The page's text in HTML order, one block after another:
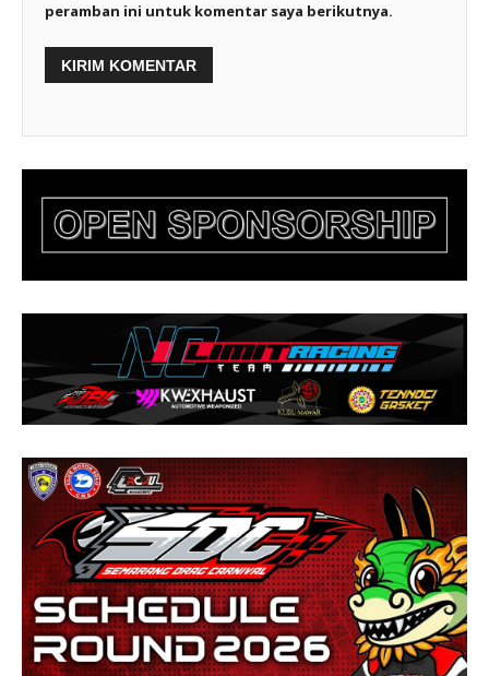
peramban ini untuk komentar saya berikutnya.